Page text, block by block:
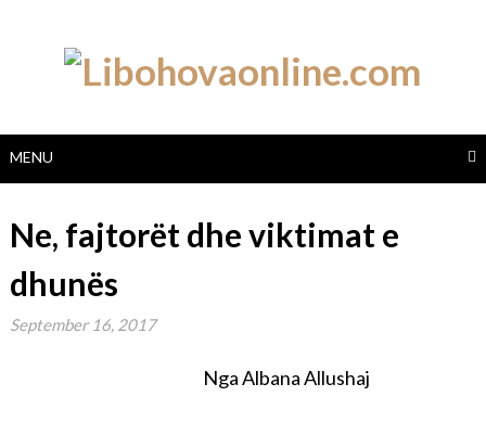
MENU
Ne, fajtorët dhe viktimat e
dhunës
September 16, 2017
Nga Albana Allushaj